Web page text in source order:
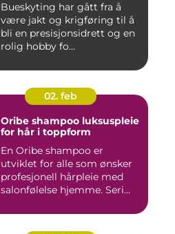
Bueskyting har gått fra å
være jakt og krigføring til å
bli en presisjonsidrett og en
rolig hobby fo...
02. feb
Oribe shampoo luksuspleie
for hår i toppform
En Oribe shampoo er
utviklet for alle som ønsker
profesjonell hårpleie med
salonfølelse hjemme. Seri...